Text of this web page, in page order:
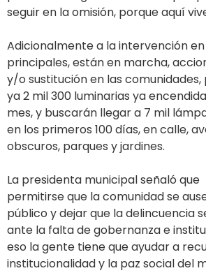
seguir en la omisión, porque aquí
Adicionalmente a la intervención
principales, están en marcha,
y/o sustitución en las comunidades,
ya 2 mil 300 luminarias ya
mes, y buscarán llegar a 7 mil
en los primeros 100 días, en calle,
obscuros, parques y jardines.
La presidenta municipal señaló
permitirse que la comunidad se
público y dejar que la delincuencia
ante la falta de gobernanza e
eso la gente tiene que ayudar a
institucionalidad y la paz social del